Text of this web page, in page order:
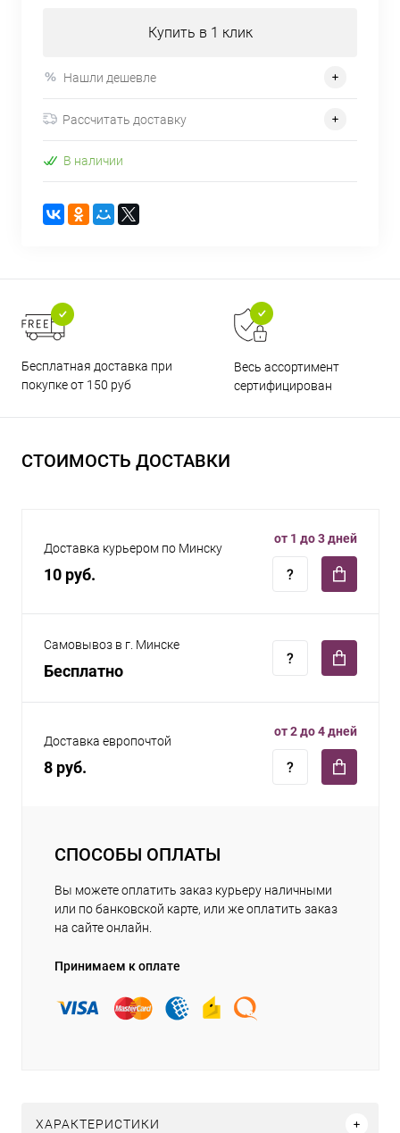
Купить в 1 клик
Нашли дешевле
Рассчитать доставку
В наличии
Бесплатная доставка при
покупке от 150 руб
Весь ассортимент
сертифицирован
СТОИМОСТЬ ДОСТАВКИ
Доставка курьером по Минску
10 руб.
от 1 до 3 дней
Самовывоз в г. Минске
Бесплатно
Доставка европочтой
8 руб.
от 2 до 4 дней
СПОСОБЫ ОПЛАТЫ
Вы можете оплатить заказ курьеру наличными
или по банковской карте, или же оплатить заказ
на сайте онлайн.
Принимаем к оплате
ХАРАКТЕРИСТИКИ